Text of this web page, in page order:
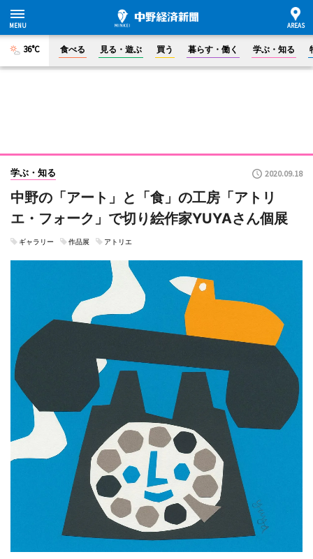
36°C 食べる 見る・遊ぶ 買う 暮らす・働く 学ぶ・知る
学ぶ・知る 2020.09.18
中野の「アート」と「食」の工房「アトリ
エ・フォーク」で切り絵作家YUYAさん個展
ギャラリー 作品展 アトリエ